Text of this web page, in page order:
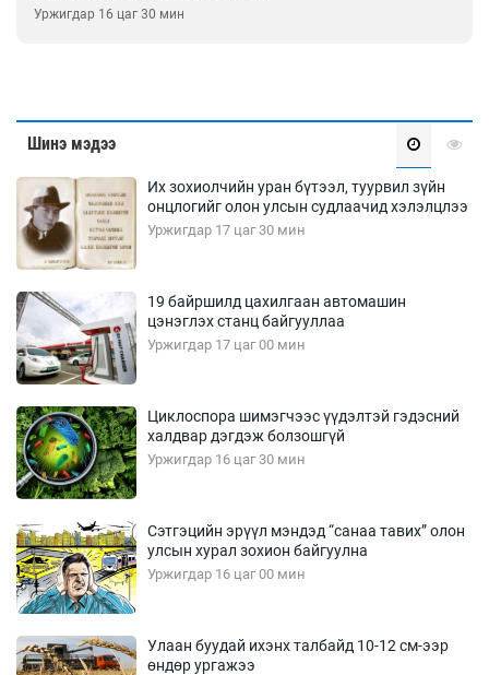
Уржигдар 16 цаг 30 мин
Шинэ мэдээ
Их зохиолчийн уран бүтээл, туурвил зүйн
онцлогийг олон улсын судлаачид хэлэлцлээ
Уржигдар 17 цаг 30 мин
19 байршилд цахилгаан автомашин
цэнэглэх станц байгууллаа
Уржигдар 17 цаг 00 мин
Циклоспора шимэгчээс үүдэлтэй гэдэсний
халдвар дэгдэж болзошгүй
Уржигдар 16 цаг 30 мин
Сэтгэцийн эрүүл мэндэд “санаа тавих” олон
улсын хурал зохион байгуулна
Уржигдар 16 цаг 00 мин
Улаан буудай ихэнх талбайд 10-12 см-ээр
өндөр ургажээ